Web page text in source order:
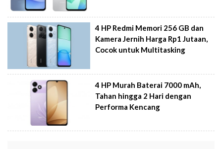
4 HP Redmi Memori 256 GB dan
Kamera Jernih Harga Rp1 Jutaan,
Cocok untuk Multitasking
4 HP Murah Baterai 7000 mAh,
Tahan hingga 2 Hari dengan
Performa Kencang